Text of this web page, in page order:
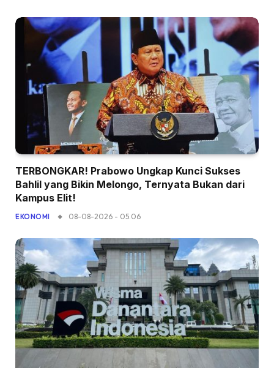
TERBONGKAR! Prabowo Ungkap Kunci Sukses
Bahlil yang Bikin Melongo, Ternyata Bukan dari
Kampus Elit!
EKONOMI 08-08-2026 - 05.06